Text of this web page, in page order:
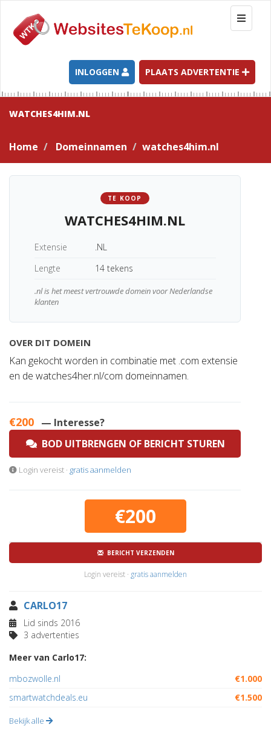
T
o
g
l
e
n
a
t
INLOGGEN PLAATS ADVERTENTIE
WATCHES4HIM.NL
Home Domeinnamen watches4him.nl
TE KOOP
WATCHES4HIM.NL
Extensie
.NL
Lengte
14 tekens
.nl is het meest vertrouwde domein voor Nederlandse
klanten
OVER DIT DOMEIN
Kan gekocht worden in combinatie met .com extensie
en de watches4her.nl/com domeinnamen.
€200 — Interesse?
BOD UITBRENGEN OF BERICHT STUREN
Login vereist · gratis aanmelden
€200
BERICHT VERZENDEN
Login vereist · gratis aanmelden
CARLO17
Lid sinds 2016
3 advertenties
Meer van Carlo17:
mbozwolle.nl
€1.000
smartwatchdeals.eu
€1.500
Bekijk alle